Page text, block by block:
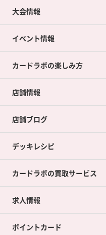
大会情報
イベント情報
カードラボの楽しみ方
店舗情報
店舗ブログ
デッキレシピ
カードラボの買取サービス
カードラボの買取サービスTOP
店舗買取について
求人情報
ポイントカード